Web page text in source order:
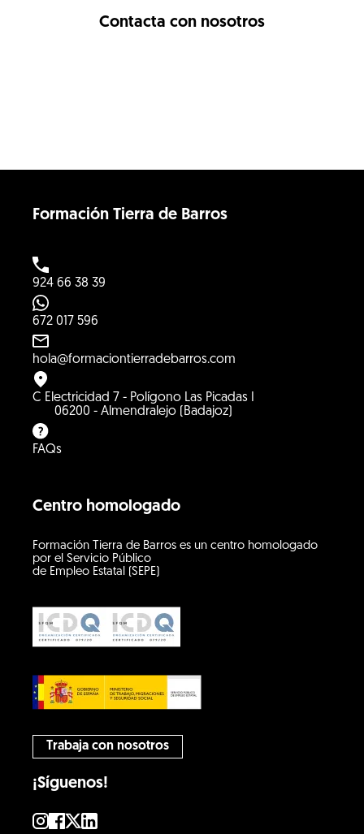
Contacta con nosotros
Centro homologado
Formación Tierra de Barros es un centro homologado
por el Servicio Público
de Empleo Estatal (SEPE)
Formación Tierra de Barros
924 66 38 39
672 017 596
hola@formaciontierradebarros.com
C Electricidad 7 - Polígono Las Picadas I
06200 - Almendralejo (Badajoz)
FAQs
Trabaja con nosotros
¡Síguenos!